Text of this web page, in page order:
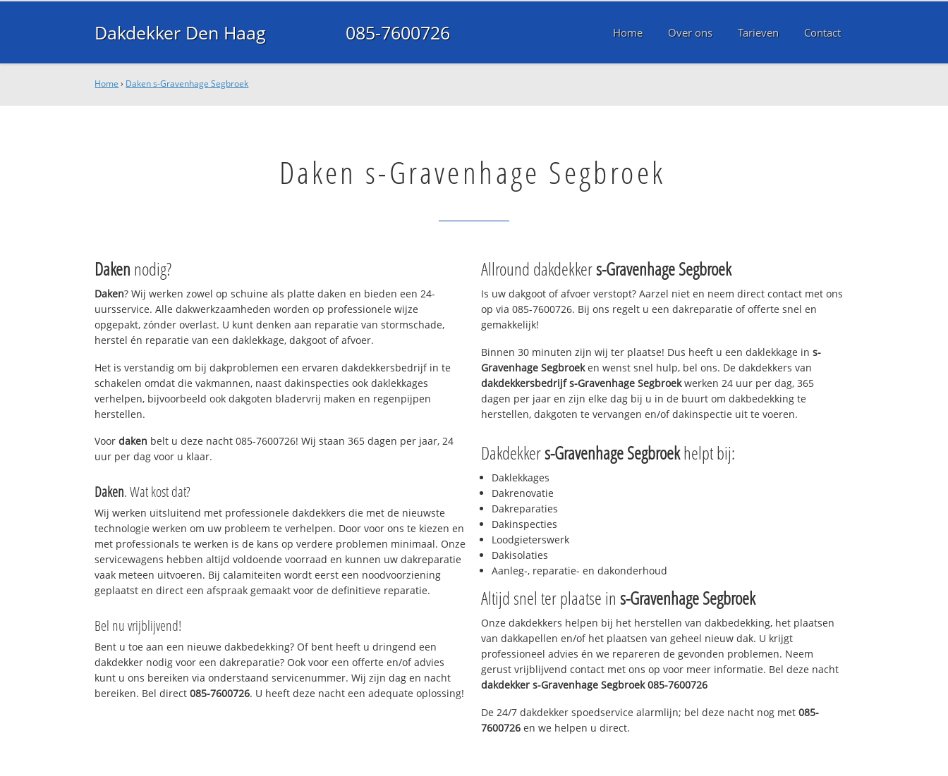
Dakdekker Den Haag 085-7600726 Home Over ons Tarieven Contact
Home › Daken s-Gravenhage Segbroek
Daken s-Gravenhage Segbroek
Daken nodig?
Daken? Wij werken zowel op schuine als platte daken en bieden een 24-
uursservice. Alle dakwerkzaamheden worden op professionele wijze
opgepakt, zónder overlast. U kunt denken aan reparatie van stormschade,
herstel én reparatie van een daklekkage, dakgoot of afvoer.
Het is verstandig om bij dakproblemen een ervaren dakdekkersbedrijf in te
schakelen omdat die vakmannen, naast dakinspecties ook daklekkages
verhelpen, bijvoorbeeld ook dakgoten bladervrij maken en regenpijpen
herstellen.
Voordaken belt u deze nacht 085-7600726! Wij staan 365 dagen per jaar, 24
uur per dag voor u klaar.
Daken. Wat kost dat?
Wij werken uitsluitend met professionele dakdekkers die met de nieuwste
technologie werken om uw probleem te verhelpen. Door voor ons te kiezen en
met professionals te werken is de kans op verdere problemen minimaal. Onze
servicewagens hebben altijd voldoende voorraad en kunnen uw dakreparatie
vaak meteen uitvoeren. Bij calamiteiten wordt eerst een noodvoorziening
geplaatst en direct een afspraak gemaakt voor de definitieve reparatie.
Bel nu vrijblijvend!
Bent u toe aan een nieuwe dakbedekking? Of bent heeft u dringend een
dakdekker nodig voor een dakreparatie? Ook voor een offerte en/of advies
kunt u ons bereiken via onderstaand servicenummer. Wij zijn dag en nacht
bereiken. Bel direct085-7600726. U heeft deze nacht een adequate oplossing!
Allround dakdekkers-Gravenhage Segbroek
Is uw dakgoot of afvoer verstopt? Aarzel niet en neem direct contact met ons
op via 085-7600726. Bij ons regelt u een dakreparatie of offerte snel en
gemakkelijk!
Binnen 30 minuten zijn wij ter plaatse! Dus heeft u een daklekkage in s-
Gravenhage Segbroeken wenst snel hulp, bel ons. De dakdekkers van
dakdekkersbedrijfs-Gravenhage Segbroek werken 24 uur per dag, 365
dagen per jaar en zijn elke dag bij u in de buurt om dakbedekking te
herstellen, dakgoten te vervangen en/of dakinspectie uit te voeren.
Dakdekkers-Gravenhage Segbroekhelpt bij:
Daklekkages
Dakrenovatie
Dakreparaties
Dakinspecties
Loodgieterswerk
Dakisolaties
Aanleg-, reparatie- en dakonderhoud
Altijd snel ter plaatse in s-Gravenhage Segbroek
Onze dakdekkers helpen bij het herstellen van dakbedekking, het plaatsen
van dakkapellen en/of het plaatsen van geheel nieuw dak. U krijgt
professioneel advies én we repareren de gevonden problemen. Neem
gerust vrijblijvend contact met ons op voor meer informatie. Bel deze nacht
dakdekker s-Gravenhage Segbroek085-7600726
De 24/7 dakdekker spoedservice alarmlijn; bel deze nacht nog met 085-
7600726 en we helpen u direct.